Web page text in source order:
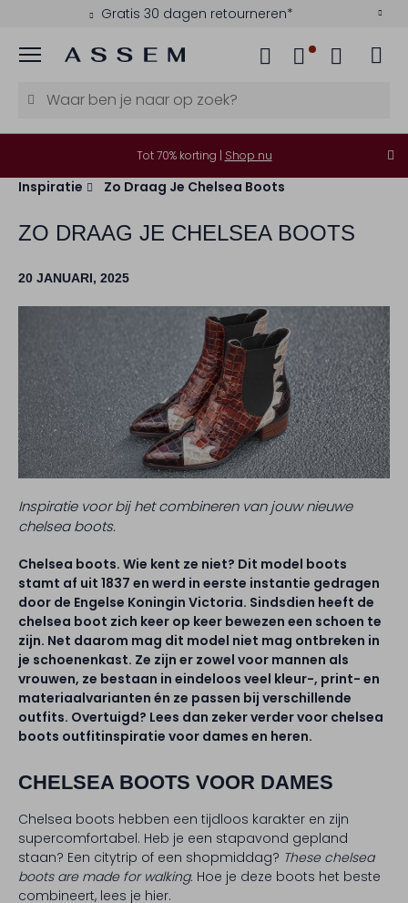
Gratis 30 dagen retourneren*
Menu
Tot 70% korting | Shop nu
Inspiratie Zo Draag Je Chelsea Boots
ZO DRAAG JE CHELSEA BOOTS
20 JANUARI, 2025
Inspiratie voor bij het combineren van jouw nieuwe
chelsea boots.
Chelsea boots. Wie kent ze niet? Dit model boots
stamt af uit 1837 en werd in eerste instantie gedragen
door de Engelse Koningin Victoria. Sindsdien heeft de
chelsea boot zich keer op keer bewezen een schoen te
zijn. Net daarom mag dit model niet mag ontbreken in
je schoenenkast. Ze zijn er zowel voor mannen als
vrouwen, ze bestaan in eindeloos veel kleur-, print- en
materiaalvarianten én ze passen bij verschillende
outfits. Overtuigd? Lees dan zeker verder voor chelsea
boots outfitinspiratie voor dames en heren.
CHELSEA BOOTS VOOR DAMES
Chelsea boots hebben een tijdloos karakter en zijn
supercomfortabel. Heb je een stapavond gepland
staan? Een citytrip of een shopmiddag? These chelsea
boots are made for walking. Hoe je deze boots het beste
combineert, lees je hier.